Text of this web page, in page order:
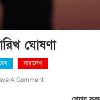
ঘোষণা
সারাদেশ
A CommentOn